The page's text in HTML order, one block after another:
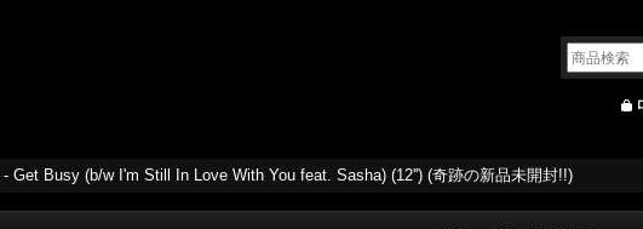
Get Busy (b/w I'm Still In Love With You feat. Sasha) (12'') (奇跡の新品未開封!!)